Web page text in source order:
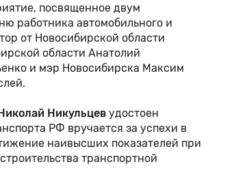
посвященное двум
работника автомобильного и
от Новосибирской области
области Анатолий
и мэр Новосибирска Максим
Никульцев удостоен
РФ вручается за успехи в
наивысших показателей при
транспортной